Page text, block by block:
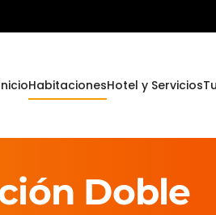
HabitacionesHotel y Servicios
Doble